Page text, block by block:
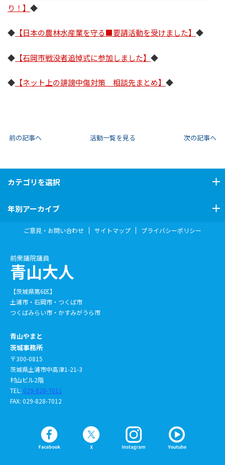
り！】 ◆
◆ 【日本の農林水産業を守る■要請活動を受けました】 ◆
◆ 【石岡市戦没者追悼式に参加しました】 ◆
◆ 【ネット上の誹謗中傷対策 相談先まとめ】 ◆
前の記事へ 活動一覧を見る 次の記事へ
カテゴリを選択
年別アーカイブ
前衆議院議員
青山大人
【茨城県第6区】
土浦市・石岡市・つくば市
つくばみらい市・かすみがうら市
青山やまと
茨城事務所
〒300-0815
茨城県土浦市中高津1-21-3
村山ビル2階
TEL: 029-828-7011
FAX: 029-828-7012
ご意見・お問い合わせ サイトマップ プライバシーポリシー